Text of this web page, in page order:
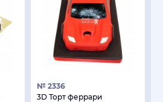
№ 2336
3D Торт феррари